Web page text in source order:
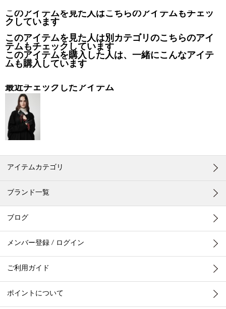
このアイテムを見た人はこちらのアイテムもチェッ
クしています
このアイテムを見た人は別カテゴリのこちらのアイ
テムもチェックしています
このアイテムを購入した人は、一緒にこんなアイテ
ムも購入しています
最近チェックしたアイテム
アイテムカテゴリ
ブランド一覧
ブログ
メンバー登録 / ログイン
ご利用ガイド
ポイントについて